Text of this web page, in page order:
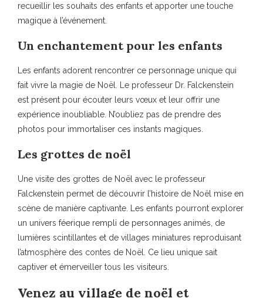
recueillir les souhaits des enfants et apporter une touche
magique à l’événement.
Un enchantement pour les enfants
Les enfants adorent rencontrer ce personnage unique qui
fait vivre la magie de Noël. Le professeur Dr. Falckenstein
est présent pour écouter leurs vœux et leur offrir une
expérience inoubliable. N’oubliez pas de prendre des
photos pour immortaliser ces instants magiques.
Les grottes de noël
Une visite des grottes de Noël avec le professeur
Falckenstein permet de découvrir l’histoire de Noël mise en
scène de manière captivante. Les enfants pourront explorer
un univers féerique rempli de personnages animés, de
lumières scintillantes et de villages miniatures reproduisant
l’atmosphère des contes de Noël. Ce lieu unique sait
captiver et émerveiller tous les visiteurs.
Venez au village de noël et